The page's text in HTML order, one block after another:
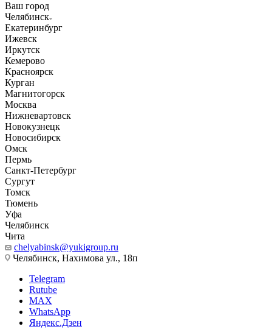
Ваш город
Челябинск
Екатеринбург
Ижевск
Иркутск
Кемерово
Красноярск
Курган
Магнитогорск
Москва
Нижневартовск
Новокузнецк
Новосибирск
Омск
Пермь
Санкт-Петербург
Сургут
Томск
Тюмень
Уфа
Челябинск
Чита
chelyabinsk@yukigroup.ru
Челябинск, Нахимова ул., 18п
Telegram
Rutube
MAX
WhatsApp
Яндекс.Дзен